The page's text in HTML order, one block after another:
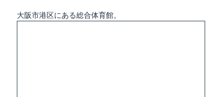
大阪市港区にある総合体育館。